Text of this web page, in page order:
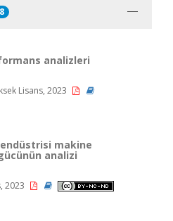
analizleri
Lisans, 2023
makine
analizi
2023